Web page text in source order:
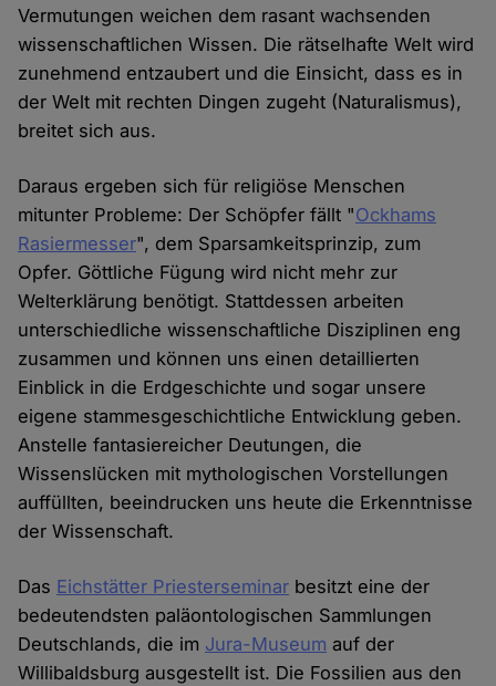
Vermutungen weichen dem rasant wachsenden
wissenschaftlichen Wissen. Die rätselhafte Welt wird
zunehmend entzaubert und die Einsicht, dass es in
der Welt mit rechten Dingen zugeht (Naturalismus),
breitet sich aus.
Daraus ergeben sich für religiöse Menschen
mitunter Probleme: Der Schöpfer fällt "Ockhams
Rasiermesser", dem Sparsamkeitsprinzip, zum
Opfer. Göttliche Fügung wird nicht mehr zur
Welterklärung benötigt. Stattdessen arbeiten
unterschiedliche wissenschaftliche Disziplinen eng
zusammen und können uns einen detaillierten
Einblick in die Erdgeschichte und sogar unsere
eigene stammesgeschichtliche Entwicklung geben.
Anstelle fantasiereicher Deutungen, die
Wissenslücken mit mythologischen Vorstellungen
auffüllten, beeindrucken uns heute die Erkenntnisse
der Wissenschaft.
Das Eichstätter Priesterseminar besitzt eine der
bedeutendsten paläontologischen Sammlungen
Deutschlands, die im Jura-Museum auf der
Willibaldsburg ausgestellt ist. Die Fossilien aus den